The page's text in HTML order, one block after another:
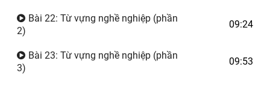
Bài 22: Từ vựng nghề nghiệp (phần
2)
09:24
Bài 23: Từ vựng nghề nghiệp (phần
3)
09:53